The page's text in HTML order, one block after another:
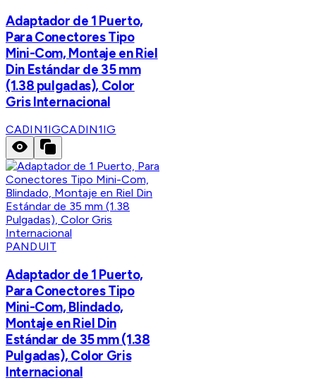
Adaptador de 1 Puerto,
Para Conectores Tipo
Mini-Com, Montaje en Riel
Din Estándar de 35 mm
(1.38 pulgadas), Color
Gris Internacional
CADIN1IGCADIN1IG
PANDUIT
Adaptador de 1 Puerto,
Para Conectores Tipo
Mini-Com, Blindado,
Montaje en Riel Din
Estándar de 35 mm (1.38
Pulgadas), Color Gris
Internacional